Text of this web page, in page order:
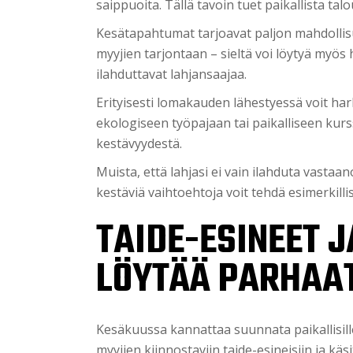
saippuoita. Tällä tavoin tuet paikallista
Kesätapahtumat tarjoavat paljon
myyjien tarjontaan – sieltä voi löytyä
ilahduttavat lahjansaajaa.
Erityisesti lomakauden lähestyessä voit
ekologiseen työpajaan tai paikalliseen
kestävyydestä.
Muista, että lahjasi ei vain ilahduta
kestäviä vaihtoehtoja voit tehdä
TAIDE-ESINEET
LÖYTÄÄ
Kesäkuussa kannattaa suunnata